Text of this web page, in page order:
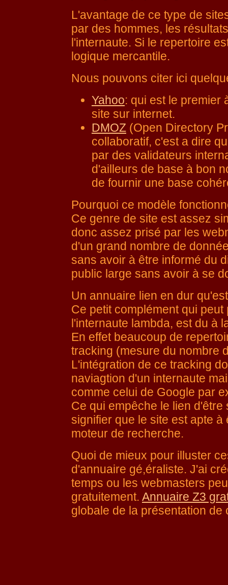
L'avantage de ce type de
par des hommes, les
l'internaute. Si le repertoire
logique mercantile.
Nous pouvons citer ici
Yahoo: qui est le premier
site sur internet.
DMOZ (Open Directory
collaboratif, c'est a dire
par des validateurs
d'ailleurs de base à bon
de fournir une base
Pourquoi ce modèle
Ce genre de site est assez
donc assez prisé par les
d'un grand nombre de
sans avoir à être informé du
public large sans avoir à se
Un annuaire lien en dur
Ce petit complément qui
l'internaute lambda, est du à
En effet beaucoup de
tracking (mesure du nombre
L'intégration de ce tracking
naviagtion d'un internaute
comme celui de Google par
Ce qui empêche le lien
signifier que le site est apte
moteur de recherche.
Quoi de mieux pour illuster
d'annuaire gé,éraliste. J'ai
temps ou les webmasters
gratuitement. Annuaire Z3
globale de la présentation de